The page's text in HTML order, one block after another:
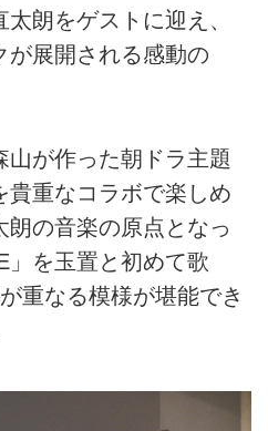
朗をゲストに迎え、
が展開される感動の
山が作った朝ドラ主題
貴重なコラボで楽しめ
朗の音楽の原点となっ
」を玉置と初めて歌
重なる模様が堪能でき